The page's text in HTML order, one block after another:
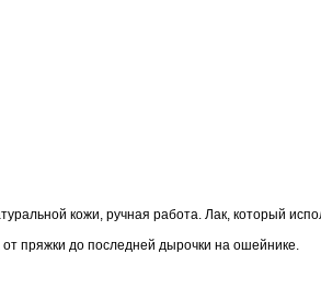
кожи, ручная работа. Лак, который
пряжки до последней дырочки на ошейнике.